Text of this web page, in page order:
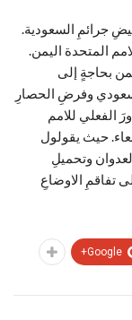
جرائمِ السعودية.
المتحدة اليمن.
بحاجةٍ إلى
وفرضِ الحصارِ
الفعلي للامم
حيث يقولول
وتحميلِ
تفاقمِ الاوضاعِ
Google+